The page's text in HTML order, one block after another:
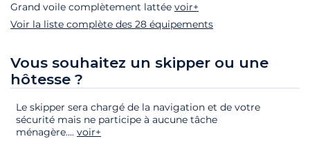
Grand voile complètement lattée voir+
Voir la liste complète des 28 équipements
Vous souhaitez un skipper ou une
hôtesse ?
Le skipper sera chargé de la navigation et de votre
sécurité mais ne participe à aucune tâche
ménagère.... voir+